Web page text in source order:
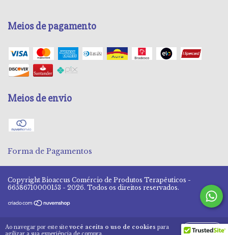
Ao navegar por este site você aceita o uso de cookies para
agilizar a sua experiência de compra.
ENTENDI
Meios de pagamento
Meios de envio
Forma de Pagamentos
Copyright Bioaccus Comércio de Produtos Terapêuticos -
66586710000153 - 2026. Todos os direitos reservados.